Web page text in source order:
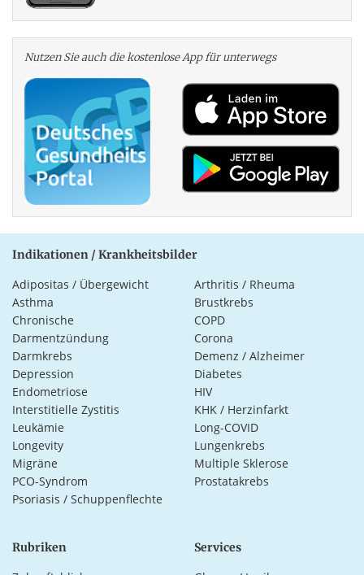
Nutzen Sie auch die kosten­lose App für unterwegs
Indikationen / Krankheitsbilder
Adipositas / Übergewicht
Arthritis / Rheuma
Asthma
Brustkrebs
Chronische
Darmentzündung
COPD
Corona
Darmkrebs
Demenz / Alzheimer
Depression
Diabetes
Endometriose
HIV
Interstitielle Zystitis
KHK / Herzinfarkt
Leukämie
Long-COVID
Longevity
Lungenkrebs
Migräne
Multiple Sklerose
PCO-Syndrom
Prostatakrebs
Psoriasis / Schuppenflechte
Rubriken Services